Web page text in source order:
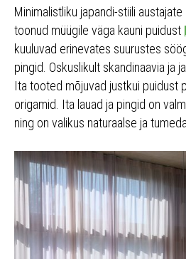
Minimalistliku japandi-stiili
toonud müügile väga kauni puidust
kuuluvad erinevates suurustes
pingid. Oskuslikult skandinaavia ja
Ita tooted mõjuvad justkui puidust
origamid. Ita lauad ja pingid on
ning on valikus naturaalse ja